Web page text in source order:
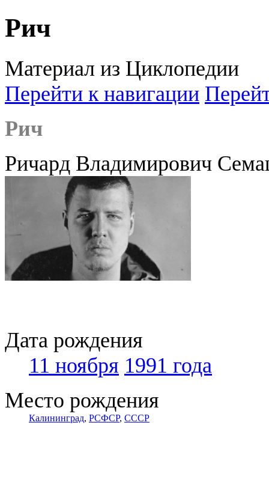
Рич
Материал из Циклопедии
Перейти к навигации
Рич
Ричард Владимирович
Дата рождения
11 ноября 1991 года
Место рождения
Калининград, РСФСР, СССР